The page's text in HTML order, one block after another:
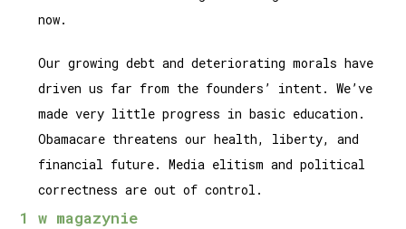
now.
Our growing debt and deteriorating morals have
driven us far from the founders’ intent. We’ve
made very little progress in basic education.
Obamacare threatens our health, liberty, and
financial future. Media elitism and political
correctness are out of control.
1 w magazynie